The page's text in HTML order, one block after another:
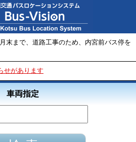
末まで、道路工事のため、内宮前バス停を
せがあります
車両指定